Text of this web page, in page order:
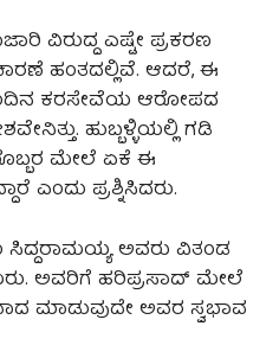
ವಿರುದ್ದ ಎಷ್ಟೇ ಪ್ರಕರಣ
ಹಂತದಲ್ಲಿವೆ. ಆದರೆ, ಈ
ಕರಸೇವೆಯ ಆರೋಪದ
ಹುಬ್ಬಳ್ಳಿಯಲ್ಲಿ ಗಡಿ
ಮೇಲೆ ಏಕೆ ಈ
ಎಂದು ಪ್ರಶ್ನಿಸಿದರು.
ಅವರು ವಿತಂಡ
ಅವರಿಗೆ ಹರಿಪ್ರಸಾದ್ ಮೇಲೆ
ಮಾಡುವುದೇ ಅವರ ಸ್ವಭಾವ‌